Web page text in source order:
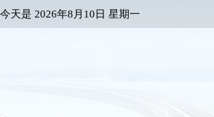
今天是 2026年8月10日 星期一